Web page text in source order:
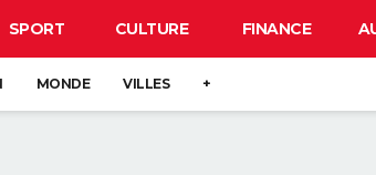
SPORT CULTURE FINANCE
MONDE VILLES +